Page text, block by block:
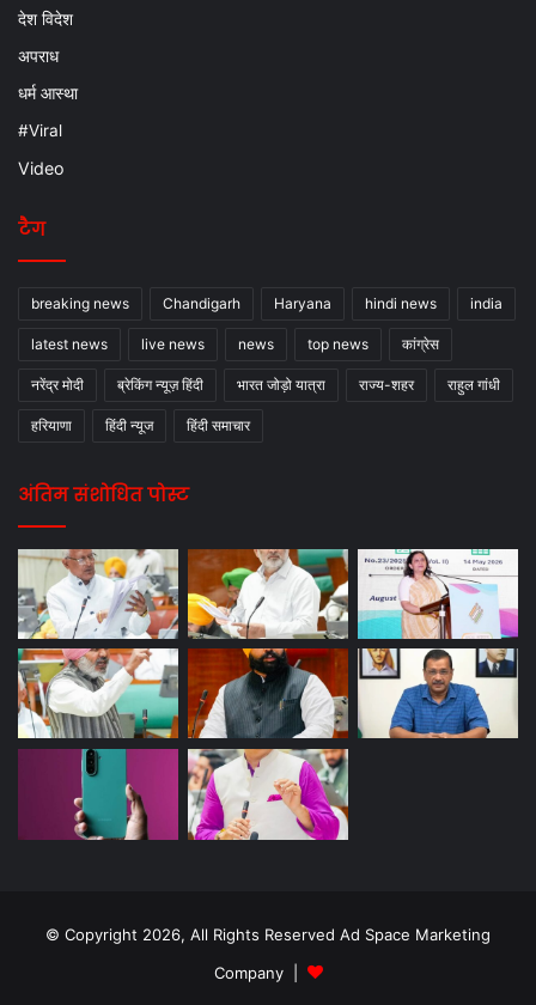
देश विदेश
अपराध
धर्म आस्था
#Viral
Video
टैग
breaking news Chandigarh Haryana hindi news india
latest news live news news top news कांग्रेस
नरेंद्र मोदी ब्रेकिंग न्यूज़ हिंदी भारत जोड़ो यात्रा राज्य-शहर राहुल गांधी
हरियाणा हिंदी न्यूज हिंदी समाचार
अंतिम संशोधित पोस्ट
© Copyright 2026, All Rights Reserved Ad Space Marketing
Company |